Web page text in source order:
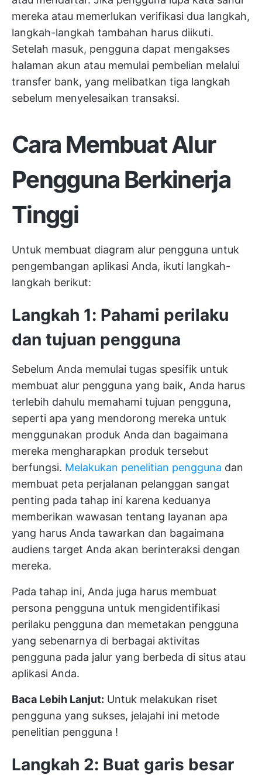
mereka atau memerlukan verifikasi dua langkah,
langkah-langkah tambahan harus diikuti.
Setelah masuk, pengguna dapat mengakses
halaman akun atau memulai pembelian melalui
transfer bank, yang melibatkan tiga langkah
sebelum menyelesaikan transaksi.
Cara Membuat Alur
Pengguna Berkinerja
Tinggi
Untuk membuat diagram alur pengguna untuk
pengembangan aplikasi Anda, ikuti langkah-
langkah berikut:
Langkah 1: Pahami perilaku
dan tujuan pengguna
Sebelum Anda memulai tugas spesifik untuk
membuat alur pengguna yang baik, Anda harus
terlebih dahulu memahami tujuan pengguna,
seperti apa yang mendorong mereka untuk
menggunakan produk Anda dan bagaimana
mereka mengharapkan produk tersebut
berfungsi. Melakukan penelitian pengguna dan
membuat peta perjalanan pelanggan sangat
penting pada tahap ini karena keduanya
memberikan wawasan tentang layanan apa
yang harus Anda tawarkan dan bagaimana
audiens target Anda akan berinteraksi dengan
mereka.
Pada tahap ini, Anda juga harus membuat
persona pengguna untuk mengidentifikasi
perilaku pengguna dan memetakan pengguna
yang sebenarnya di berbagai aktivitas
pengguna pada jalur yang berbeda di situs atau
aplikasi Anda.
Baca Lebih Lanjut: Untuk melakukan riset
pengguna yang sukses, jelajahi ini metode
penelitian pengguna !
Langkah 2: Buat garis besar